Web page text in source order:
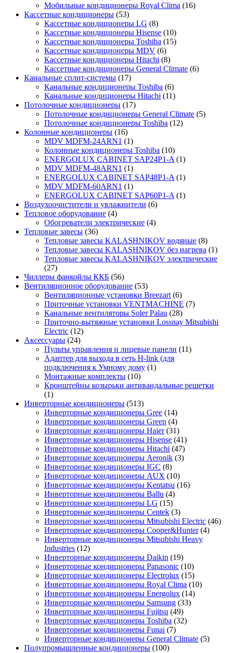
Мобильные кондиционеры Royal Clima (16)
Кассетные кондиционеры (53)
Кассетные кондиционеры LG (8)
Кассетные кондиционеры Hisense (10)
Кассетные кондиционеры Toshiba (15)
Кассетные кондиционеры MDV (6)
Кассетные кондиционеры Hitachi (8)
Кассетные кондиционеры General Climate (6)
Канальные сплит-системы (17)
Канальные кондиционеры Toshiba (6)
Канальные кондиционеры Hitachi (11)
Потолочные кондиционеры (17)
Потолочные кондиционеры General Climate (5)
Потолочные кондиционеры Toshiba (12)
Колонные кондиционеры (16)
MDV MDFM-24ARN1 (1)
Колонные кондиционеры Toshiba (10)
ENERGOLUX CABINET SAP24P1-A (1)
MDV MDFM-48ARN1 (1)
ENERGOLUX CABINET SAP48P1-A (1)
MDV MDFM-60ARN1 (1)
ENERGOLUX CABINET SAP60P1-A (1)
Воздухоочистители и увлажнители (6)
Тепловое оборудование (4)
Обогреватели электрические (4)
Тепловые завесы (36)
Тепловые завесы KALASHNIKOV водяные (8)
Тепловые завесы KALASHNIKOV без нагрева (1)
Тепловые завесы KALASHNIKOV электрические
(27)
Чиллеры фанкойлы ККБ (56)
Вентиляционное оборудование (53)
Вентиляционные установки Breezart (6)
Приточные установки VENTMACHINE (7)
Канальные вентиляторы Soler Palau (28)
Приточно-вытяжные установки Lossnay Mitsubishi
Electric (12)
Аксессуары (24)
Пульты управления и лицевые панели (11)
Адаптер для выхода в сеть H-link (для
подключения к Умному дому (1)
Монтажные комплекты (10)
Кронштейны козырьки антивандальные решетки
(1)
Инверторные кондиционеры (513)
Инверторные кондиционеры Gree (14)
Инверторные кондиционеры Green (4)
Инверторные кондиционеры Haier (31)
Инверторные кондиционеры Hisense (41)
Инверторные кондиционеры Hitachi (47)
Инверторные кондиционеры Aeronik (3)
Инверторные кондиционеры IGC (8)
Инверторные кондиционеры AUX (10)
Инверторные кондиционеры Kentatsu (16)
Инверторные кондиционеры Ballu (4)
Инверторные кондиционеры LG (15)
Инверторные кондиционеры Centek (3)
Инверторные кондиционеры Mitsubishi Electric (46)
Инверторные кондиционеры Cooper&Hunter (4)
Инверторные кондиционеры Mitsubishi Heavy
Industries (12)
Инверторные кондиционеры Daikin (19)
Инверторные кондиционеры Panasonic (10)
Инверторные кондиционеры Electrolux (15)
Инверторные кондиционеры Royal Clima (10)
Инверторные кондиционеры Energolux (14)
Инверторные кондиционеры Samsung (33)
Инверторные кондиционеры Fujitsu (49)
Инверторные кондиционеры Toshiba (32)
Инверторные кондиционеры Funai (7)
Инверторные кондиционеры General Climate (5)
Полупромышленные кондиционеры (100)